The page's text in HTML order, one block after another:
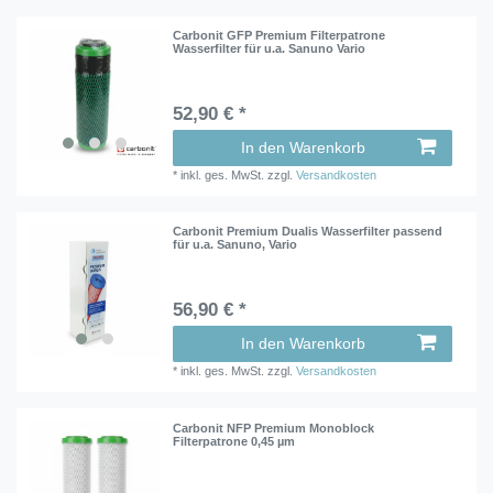
Carbonit GFP Premium Filterpatrone
Wasserfilter für u.a. Sanuno Vario
52,90 € *
In den Warenkorb
*inkl. ges. MwSt. zzgl.Versandkosten
Carbonit Premium Dualis Wasserfilter passend
für u.a. Sanuno, Vario
56,90 € *
In den Warenkorb
*inkl. ges. MwSt. zzgl.Versandkosten
Carbonit NFP Premium Monoblock
Filterpatrone 0,45 µm